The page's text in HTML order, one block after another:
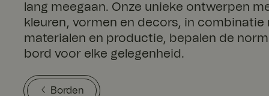
lang meegaan. Onze unieke ontwerpen
kleuren, vormen en decors, in combinatie
materialen en productie, bepalen de
bord voor elke gelegenheid.
Borden